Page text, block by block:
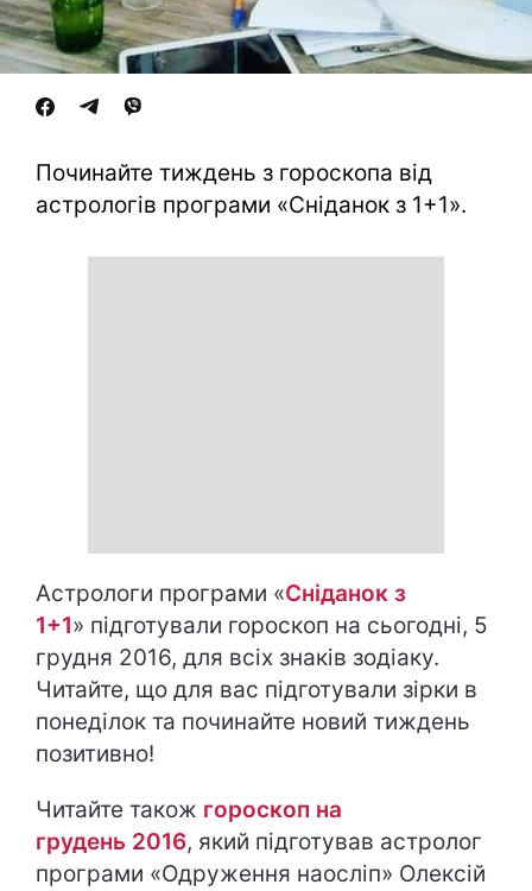
Починайте тиждень з гороскопа від
астрологів програми «Сніданок з 1+1».
Астрологи програми «Сніданок з
1+1» підготували гороскоп на сьогодні, 5
грудня 2016, для всіх знаків зодіаку.
Читайте, що для вас підготували зірки в
понеділок та починайте новий тиждень
позитивно!
Читайте також гороскоп на
грудень 2016, який підготував астролог
програми «Одруження наосліп» Олексій